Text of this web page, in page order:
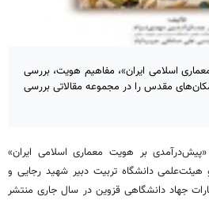
اسلامی ایران»، مفاهیم هویت، بررسی
مقدس را در مجموعه مقالاتی بررسی
بر هویت معماری اسلامی ایران»
دانشگاه تربیت دبیر شهید رجایی و
جهاد دانشگاهی قزوین در سال جاری منتشر